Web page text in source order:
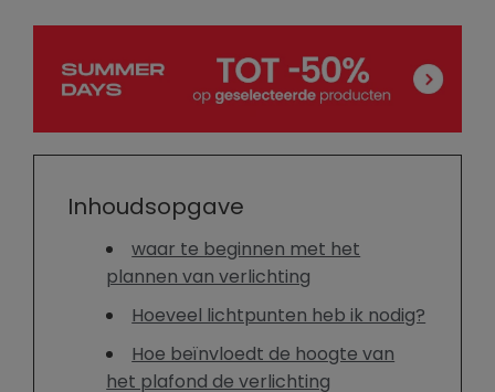
Inhoudsopgave
waar te beginnen met het
plannen van verlichting
Hoeveel lichtpunten heb ik nodig?
Hoe beïnvloedt de hoogte van
het plafond de verlichting